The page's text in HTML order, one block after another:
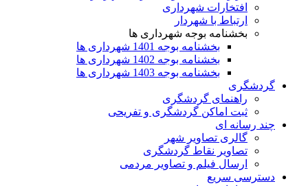
افتخارات شهرداری
ارتباط با شهردار
بخشنامه بوجه شهرداری ها
بخشنامه بوجه 1401 شهرداری ها
بخشنامه بوجه 1402 شهرداری ها
بخشنامه بوجه 1403 شهرداری ها
گردشگری
راهنمای گردشگری
ثبت اماکن گردشگری و تفریحی
چند رسانه ای
گالری تصاویر شهر
تصاویر نقاط گردشگری
ارسال فیلم و تصاویر مردمی
دسترسی سریع